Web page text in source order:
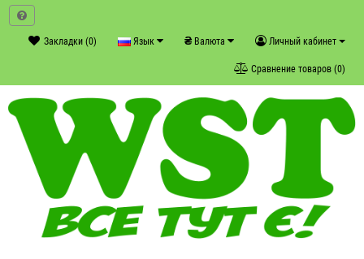
Личный кабинет
₴ Валюта
Язык
Закладки (0)
Сравнение товаров (0)